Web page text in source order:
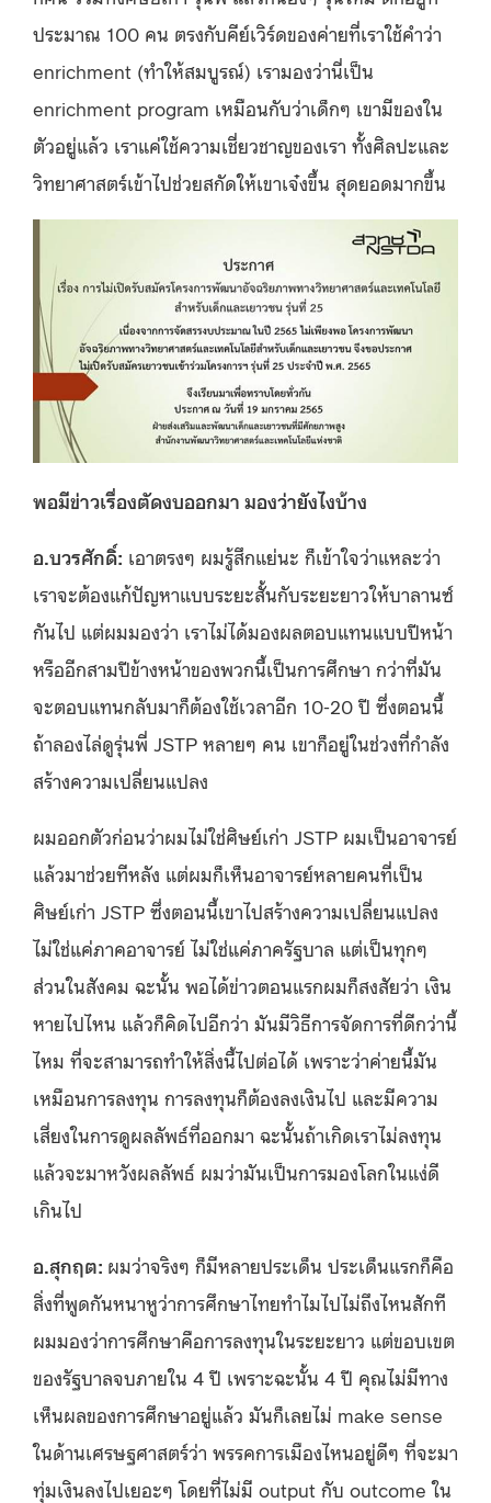
ประมาณ 100 คน ตรงกับคีย์เวิร์ดของค่ายที่เราใช้คำว่า
enrichment (ทำให้สมบูรณ์) เรามองว่านี่เป็น
enrichment program เหมือนกับว่าเด็กๆ เขามีของใน
ตัวอยู่แล้ว เราแค่ใช้ความเชี่ยวชาญของเรา ทั้งศิลปะและ
วิทยาศาสตร์เข้าไปช่วยสกัดให้เขาเจ๋งขึ้น สุดยอดมากขึ้น
พอมีข่าวเรื่องตัดงบออกมา มองว่ายังไงบ้าง
อ.บวรศักดิ์: เอาตรงๆ ผมรู้สึกแย่นะ ก็เข้าใจว่าแหละว่า
เราจะต้องแก้ปัญหาแบบระยะสั้นกับระยะยาวให้บาลานซ์
กันไป แต่ผมมองว่า เราไม่ได้มองผลตอบแทนแบบปีหน้า
หรืออีกสามปีข้างหน้าของพวกนี้เป็นการศึกษา กว่าที่มัน
จะตอบแทนกลับมาก็ต้องใช้เวลาอีก 10-20 ปี ซึ่งตอนนี้
ถ้าลองไล่ดูรุ่นพี่ JSTP หลายๆ คน เขาก็อยู่ในช่วงที่กำลัง
สร้างความเปลี่ยนแปลง
ผมออกตัวก่อนว่าผมไม่ใช่ศิษย์เก่า JSTP ผมเป็นอาจารย์
แล้วมาช่วยทีหลัง แต่ผมก็เห็นอาจารย์หลายคนที่เป็น
ศิษย์เก่า JSTP ซึ่งตอนนี้เขาไปสร้างความเปลี่ยนแปลง
ไม่ใช่แค่ภาคอาจารย์ ไม่ใช่แค่ภาครัฐบาล แต่เป็นทุกๆ
ส่วนในสังคม ฉะนั้น พอได้ข่าวตอนแรกผมก็สงสัยว่า เงิน
หายไปไหน แล้วก็คิดไปอีกว่า มันมีวิธีการจัดการที่ดีกว่านี้
ไหม ที่จะสามารถทำให้สิ่งนี้ไปต่อได้ เพราะว่าค่ายนี้มัน
เหมือนการลงทุน การลงทุนก็ต้องลงเงินไป และมีความ
เสี่ยงในการดูผลลัพธ์ที่ออกมา ฉะนั้นถ้าเกิดเราไม่ลงทุน
แล้วจะมาหวังผลลัพธ์ ผมว่ามันเป็นการมองโลกในแง่ดี
เกินไป
อ.สุกฤต: ผมว่าจริงๆ ก็มีหลายประเด็น ประเด็นแรกก็คือ
สิ่งที่พูดกันหนาหูว่าการศึกษาไทยทำไมไปไม่ถึงไหนสักที
ผมมองว่าการศึกษาคือการลงทุนในระยะยาว แต่ขอบเขต
ของรัฐบาลจบภายใน 4 ปี เพราะฉะนั้น 4 ปี คุณไม่มีทาง
เห็นผลของการศึกษาอยู่แล้ว มันก็เลยไม่ make sense
ในด้านเศรษฐศาสตร์ว่า พรรคการเมืองไหนอยู่ดีๆ ที่จะมา
ทุ่มเงินลงไปเยอะๆ โดยที่ไม่มี output กับ outcome ใน